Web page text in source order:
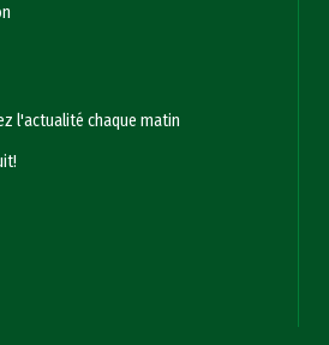
l'actualité chaque matin